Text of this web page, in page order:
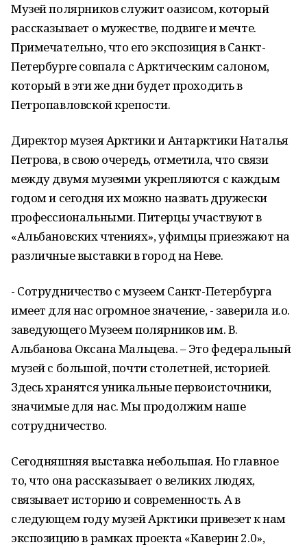
Музей полярников служит оазисом, который
рассказывает о мужестве, подвиге и мечте.
Примечательно, что его экспозиция в Санкт-
Петербурге совпала с Арктическим салоном,
который в эти же дни будет проходить в
Петропавловской крепости.
Директор музея Арктики и Антарктики Наталья
Петрова, в свою очередь, отметила, что связи
между двумя музеями укрепляются с каждым
годом и сегодня их можно назвать дружески
профессиональными. Питерцы участвуют в
«Альбановских чтениях», уфимцы приезжают на
различные выставки в город на Неве.
- Сотрудничество с музеем Санкт-Петербурга
имеет для нас огромное значение, - заверила и.о.
заведующего Музеем полярников им. В.
Альбанова Оксана Мальцева. – Это федеральный
музей с большой, почти столетней, историей.
Здесь хранятся уникальные первоисточники,
значимые для нас. Мы продолжим наше
сотрудничество.
Сегодняшняя выставка небольшая. Но главное
то, что она рассказывает о великих людях,
связывает историю и современность. А в
следующем году музей Арктики привезет к нам
экспозицию в рамках проекта «Каверин 2.0»,